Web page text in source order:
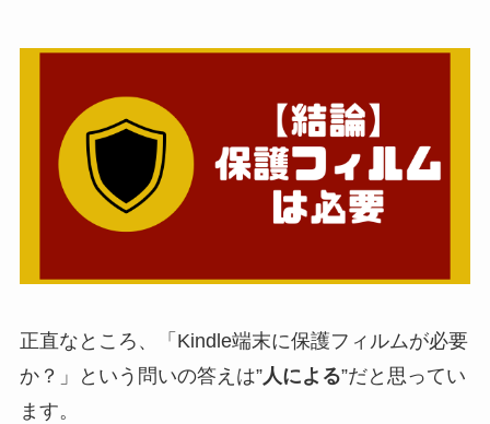
正直なところ、「Kindle端末に保護フィルムが必要
か？」という問いの答えは”人による”だと思ってい
ます。